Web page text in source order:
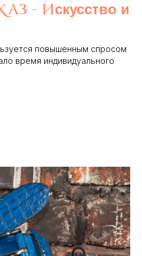
- искусство и
повышенным спросом
время индивидуального